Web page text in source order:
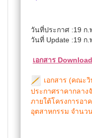
วันที่ประกาศ :19 ก.
วันที่ Update :19 ก.
เอกสาร Download
เอกสาร (คณะ
ประกาศราคากลา
ภายใต้โครงการอา
อุตสาหกรรม จำนว